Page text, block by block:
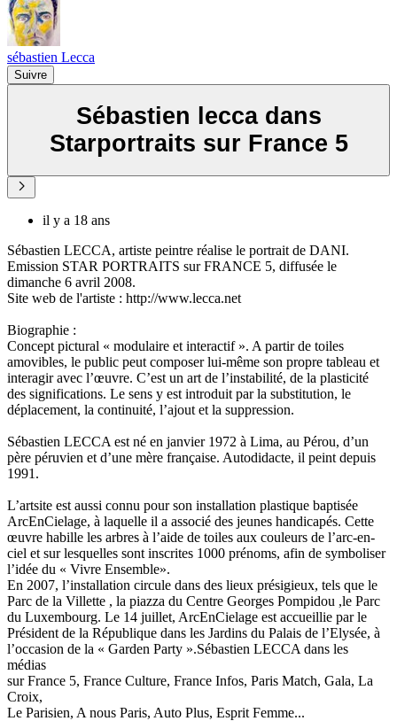
sébastien Lecca
Suivre
Sébastien lecca dans
Starportraits sur France 5
il y a 18 ans
Sébastien LECCA, artiste peintre réalise le portrait de DANI.
Emission STAR PORTRAITS sur FRANCE 5, diffusée le
dimanche 6 avril 2008.
Site web de l'artiste : http://www.lecca.net
Biographie :
Concept pictural « modulaire et interactif ». A partir de toiles
amovibles, le public peut composer lui-même son propre tableau et
interagir avec l’œuvre. C’est un art de l’instabilité, de la plasticité
des significations. Le sens y est introduit par la substitution, le
déplacement, la continuité, l’ajout et la suppression.
Sébastien LECCA est né en janvier 1972 à Lima, au Pérou, d’un
père péruvien et d’une mère française. Autodidacte, il peint depuis
1991.
L’artsite est aussi connu pour son installation plastique baptisée
ArcEnCielage, à laquelle il a associé des jeunes handicapés. Cette
œuvre habille les arbres à l’aide de toiles aux couleurs de l’arc-en-
ciel et sur lesquelles sont inscrites 1000 prénoms, afin de symboliser
l’idée du « Vivre Ensemble».
En 2007, l’installation circule dans des lieux présigieux, tels que le
Parc de la Villette , la piazza du Centre Georges Pompidou ,le Parc
du Luxembourg. Le 14 juillet, ArcEnCielage est accueillie par le
Président de la République dans les Jardins du Palais de l’Elysée, à
l’occasion de la « Garden Party ».Sébastien LECCA dans les
médias
sur France 5, France Culture, France Infos, Paris Match, Gala, La
Croix,
Le Parisien, A nous Paris, Auto Plus, Esprit Femme...